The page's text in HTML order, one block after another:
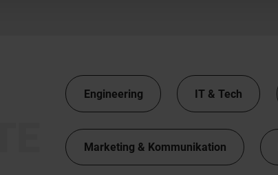
Engineering IT & Tech
Marketing & Kommunikation